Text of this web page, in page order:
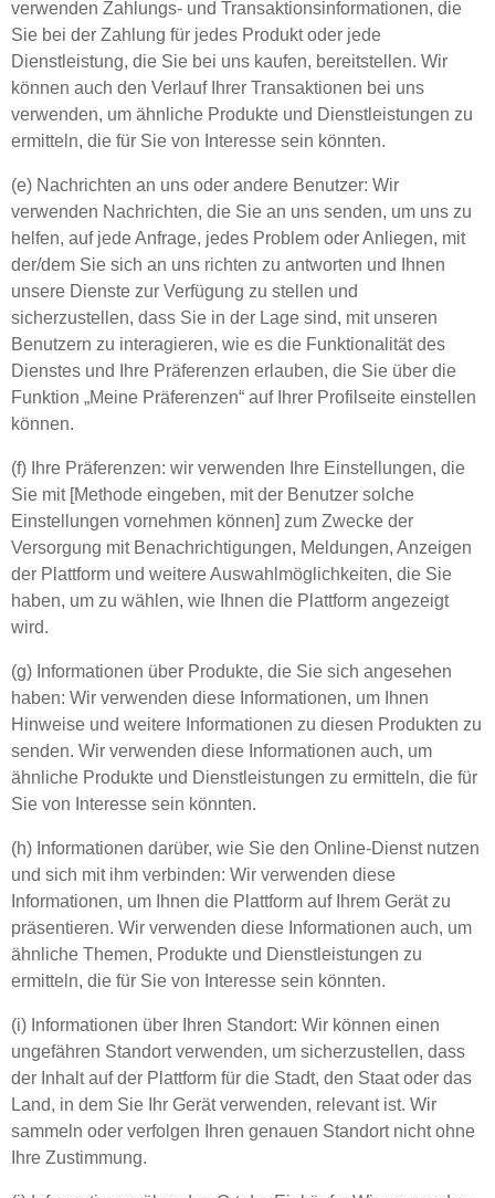
verwenden Zahlungs- und Transaktionsinformationen, die
Sie bei der Zahlung für jedes Produkt oder jede
Dienstleistung, die Sie bei uns kaufen, bereitstellen. Wir
können auch den Verlauf Ihrer Transaktionen bei uns
verwenden, um ähnliche Produkte und Dienstleistungen zu
ermitteln, die für Sie von Interesse sein könnten.
(e) Nachrichten an uns oder andere Benutzer: Wir
verwenden Nachrichten, die Sie an uns senden, um uns zu
helfen, auf jede Anfrage, jedes Problem oder Anliegen, mit
der/dem Sie sich an uns richten zu antworten und Ihnen
unsere Dienste zur Verfügung zu stellen und
sicherzustellen, dass Sie in der Lage sind, mit unseren
Benutzern zu interagieren, wie es die Funktionalität des
Dienstes und Ihre Präferenzen erlauben, die Sie über die
Funktion „Meine Präferenzen“ auf Ihrer Profilseite einstellen
können.
(f) Ihre Präferenzen: wir verwenden Ihre Einstellungen, die
Sie mit [Methode eingeben, mit der Benutzer solche
Einstellungen vornehmen können] zum Zwecke der
Versorgung mit Benachrichtigungen, Meldungen, Anzeigen
der Plattform und weitere Auswahlmöglichkeiten, die Sie
haben, um zu wählen, wie Ihnen die Plattform angezeigt
wird.
(g) Informationen über Produkte, die Sie sich angesehen
haben: Wir verwenden diese Informationen, um Ihnen
Hinweise und weitere Informationen zu diesen Produkten zu
senden. Wir verwenden diese Informationen auch, um
ähnliche Produkte und Dienstleistungen zu ermitteln, die für
Sie von Interesse sein könnten.
(h) Informationen darüber, wie Sie den Online-Dienst nutzen
und sich mit ihm verbinden: Wir verwenden diese
Informationen, um Ihnen die Plattform auf Ihrem Gerät zu
präsentieren. Wir verwenden diese Informationen auch, um
ähnliche Themen, Produkte und Dienstleistungen zu
ermitteln, die für Sie von Interesse sein könnten.
(i) Informationen über Ihren Standort: Wir können einen
ungefähren Standort verwenden, um sicherzustellen, dass
der Inhalt auf der Plattform für die Stadt, den Staat oder das
Land, in dem Sie Ihr Gerät verwenden, relevant ist. Wir
sammeln oder verfolgen Ihren genauen Standort nicht ohne
Ihre Zustimmung.